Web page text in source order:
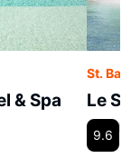
& Spa
St.
Le
9.6